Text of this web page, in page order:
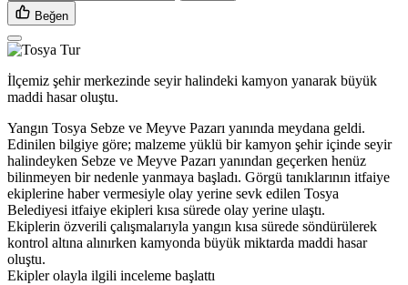
Beğen
İlçemiz şehir merkezinde seyir halindeki kamyon yanarak büyük
maddi hasar oluştu.
Yangın Tosya Sebze ve Meyve Pazarı yanında meydana geldi.
Edinilen bilgiye göre; malzeme yüklü bir kamyon şehir içinde seyir
halindeyken Sebze ve Meyve Pazarı yanından geçerken henüz
bilinmeyen bir nedenle yanmaya başladı. Görgü tanıklarının itfaiye
ekiplerine haber vermesiyle olay yerine sevk edilen Tosya
Belediyesi itfaiye ekipleri kısa sürede olay yerine ulaştı.
Ekiplerin özverili çalışmalarıyla yangın kısa sürede söndürülerek
kontrol altına alınırken kamyonda büyük miktarda maddi hasar
oluştu.
Ekipler olayla ilgili inceleme başlattı